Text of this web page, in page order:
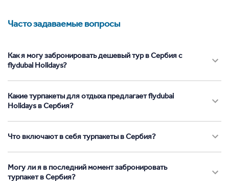
Часто задаваемые вопросы
Как я могу забронировать дешевый тур в Сербия с
flydubai Holidays?
Какие турпакеты для отдыха предлагает flydubai
Holidays в Сербия?
Что включают в себя турпакеты в Сербия?
Могу ли я в последний момент забронировать
турпакет в Сербия?